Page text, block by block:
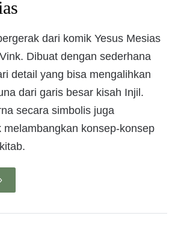
dari komik Yesus Mesias
Dibuat dengan sederhana
detail yang bisa mengalihkan
dari garis besar kisah Injil.
secara simbolis juga
melambangkan konsep-konsep